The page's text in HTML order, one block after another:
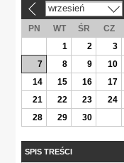
wrzesień
PN WT ŚR CZ
1
2 3
7
8 9 10
14
15 16 17
21
22 23 24
28
29 30
SPIS TREŚCI